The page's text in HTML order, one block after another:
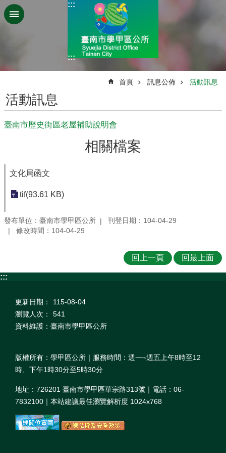
跳到主要內容區塊
:::
:::
首頁 訊息公佈 活動訊息
活動訊息
臺南市歷史街區老屋補助說明會
相關檔案
文化局函文
tif(93.61 KB)
發布單位：臺南市學甲區公所
刊登日期：104-04-29
修改時間：104-04-29
回上一頁 回最上面
:::
更新日期：
115-08-04
瀏覽人次：
541
資料維護：臺南市學甲區公所
版權所有：學甲區公所｜服務時間：週一~週五上午8時至12
時、下午1時30分至5時30分
地址：726201 臺南市學甲區華宗路313號｜電話：06-
7832100｜本站建議最佳瀏覽解析度 1024x768